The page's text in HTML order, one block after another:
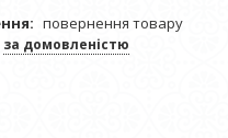
повернення товару
за домовленістю